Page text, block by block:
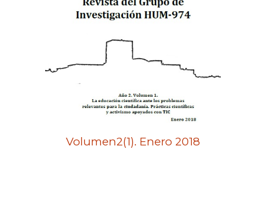
Volumen2(1). Enero 2018